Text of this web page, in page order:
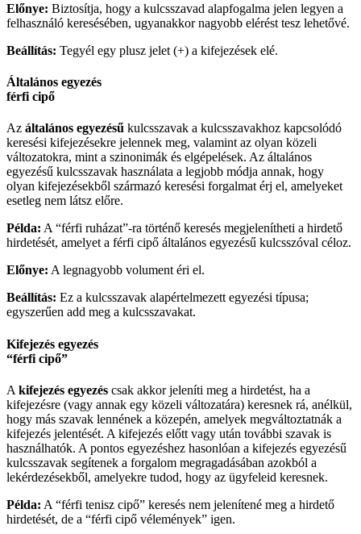
Előnye: Biztosítja, hogy a kulcsszavad alapfogalma jelen legyen a
felhasználó keresésében, ugyanakkor nagyobb elérést tesz lehetővé.
Beállítás: Tegyél egy plusz jelet (+) a kifejezések elé.
Általános egyezés
férfi cipő
Az általános egyezésű kulcsszavak a kulcsszavakhoz kapcsolódó
keresési kifejezésekre jelennek meg, valamint az olyan közeli
változatokra, mint a szinonimák és elgépelések. Az általános
egyezésű kulcsszavak használata a legjobb módja annak, hogy
olyan kifejezésekből származó keresési forgalmat érj el, amelyeket
esetleg nem látsz előre.
Példa: A “férfi ruházat”-ra történő keresés megjelenítheti a hirdető
hirdetését, amelyet a férfi cipő általános egyezésű kulcsszóval céloz.
Előnye: A legnagyobb volument éri el.
Beállítás: Ez a kulcsszavak alapértelmezett egyezési típusa;
egyszerűen add meg a kulcsszavakat.
Kifejezés egyezés
“férfi cipő”
A kifejezés egyezés csak akkor jeleníti meg a hirdetést, ha a
kifejezésre (vagy annak egy közeli változatára) keresnek rá, anélkül,
hogy más szavak lennének a közepén, amelyek megváltoztatnák a
kifejezés jelentését. A kifejezés előtt vagy után további szavak is
használhatók. A pontos egyezéshez hasonlóan a kifejezés egyezésű
kulcsszavak segítenek a forgalom megragadásában azokból a
lekérdezésekből, amelyekre tudod, hogy az ügyfeleid keresnek.
Példa: A “férfi tenisz cipő” keresés nem jelenítené meg a hirdető
hirdetését, de a “férfi cipő vélemények” igen.